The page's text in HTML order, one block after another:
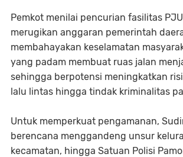
Pemkot menilai pencurian fasilitas
merugikan anggaran pemerintah
membahayakan keselamatan
yang padam membuat ruas jalan
sehingga berpotensi meningkatkan
lalu lintas hingga tindak kriminalitas
Untuk memperkuat pengamanan,
berencana menggandeng unsur
kecamatan, hingga Satuan Polisi